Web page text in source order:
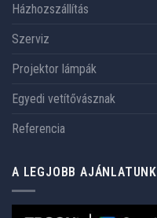
Házhozszállítás
Szerviz
Projektor lámpák
Egyedi vetítővásznak
Referencia
A LEGJOBB AJÁNLATUNK